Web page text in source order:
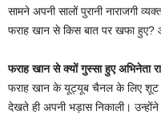
सामने अपनी सालों पुरानी नाराजगी
फराह खान से किस बात पर खफा हुए?
फराह खान से क्यों गुस्सा हुए अभिनेता
फराह खान के यूट्यूब चैनल के लिए शूट
देखते ही अपनी भड़ास निकाली।